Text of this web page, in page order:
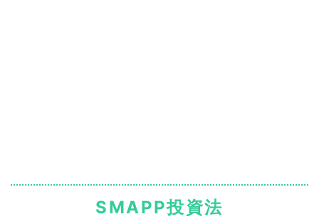
SMAPP投資法